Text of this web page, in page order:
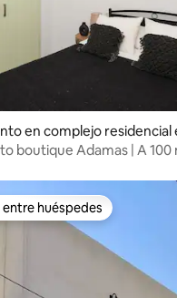
en complejo residencial
boutique Adamas | A 100
los huéspedes más
entre huéspedes